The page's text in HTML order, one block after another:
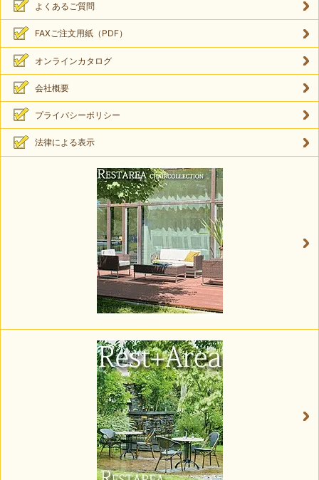
よくあるご質問
FAXご注文用紙（PDF）
オンラインカタログ
会社概要
プライバシーポリシー
法律による表示